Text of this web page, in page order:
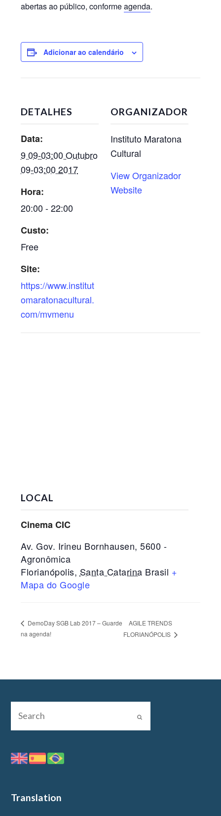
abertas ao público, conformeagenda.
Adicionar ao calendário
DETALHES
Data:
9 09-03:00 Outubro
09-03:00 2017
Hora:
20:00 - 22:00
Custo:
Free
Site:
https://www.institut
omaratonacultural.
com/mvmenu
ORGANIZADOR
Instituto Maratona
Cultural
View Organizador
Website
LOCAL
Cinema CIC
Av. Gov. Irineu Bornhausen, 5600 -
Agronômica
Florianópolis, Santa Catarina Brasil +
Mapa do Google
DemoDay SGB Lab 2017 – Guarde
na agenda!
AGILE TRENDS
FLORIANÓPOLIS
Translation